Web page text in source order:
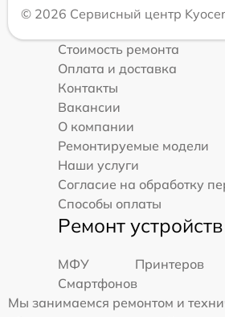
© 2026 Сервисный центр
Стоимость ремонта
Оплата и доставка
Контакты
Вакансии
О компании
Ремонтируемые модели
Наши услуги
Согласие на обработку
Способы оплаты
Ремонт устройств
МФУ
Принтеров
Смартфонов
Мы занимаемся ремонтом и